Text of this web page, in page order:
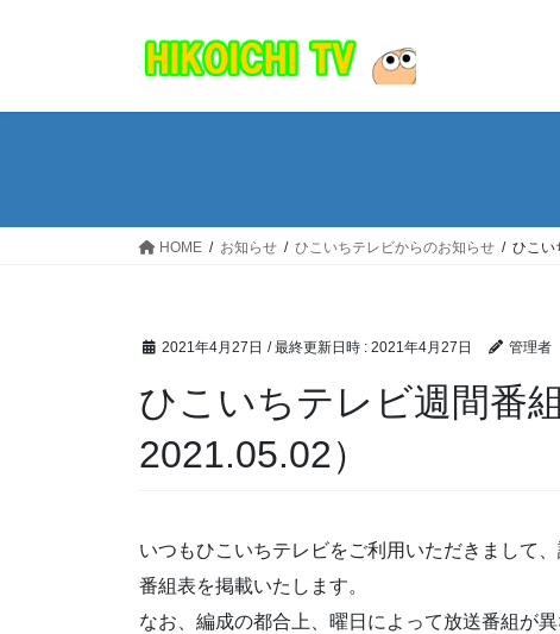
HOME お知らせ ひこいちテレビからのお知らせ ひこい
2021年4月27日 / 最終更新日時 : 2021年4月27日 管理者
ひこいちテレビ週間番
2021.05.02）
いつもひこいちテレビをご利用いただきまして
番組表を掲載いたします。
なお、編成の都合上、曜日によって放送番組が